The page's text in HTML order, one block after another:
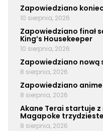
Zapowiedziano
10 sierpnia, 2026
Zapowiedziano finał
King’s Housekeeper
10 sierpnia, 2026
Zapowiedziano nową
8 sierpnia, 2026
Zapowiedziano
8 sierpnia, 2026
Akane Terai startuje z
Magapoke
8 sierpnia, 2026